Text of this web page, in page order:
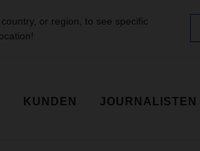
or region, to see specific
KUNDEN JOURNALISTEN